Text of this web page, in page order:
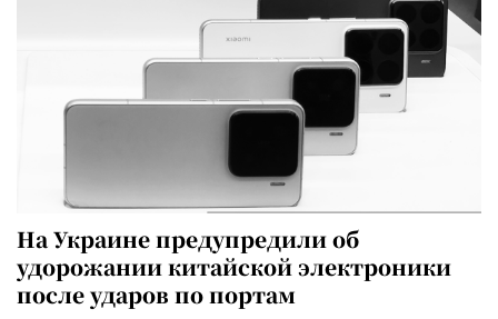
На Украине предупредили об
удорожании китайской электроники
после ударов по портам